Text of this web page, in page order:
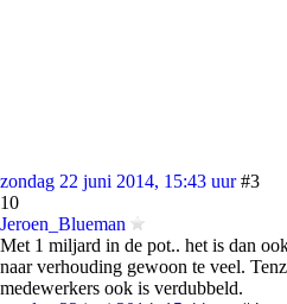
zondag 22 juni 2014, 15:43 uur #3
10
Jeroen_Blueman
Met 1 miljard in de pot.. het is dan
naar verhouding gewoon te veel.
medewerkers ook is verdubbeld.